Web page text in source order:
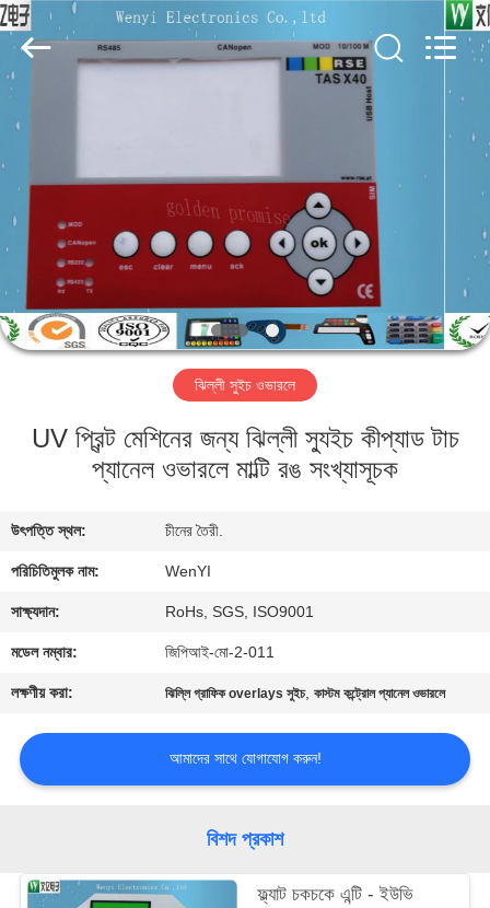
বাড়ি
পণ্য
আমাদের
সম্পর্কে
কারখানা
যোগাযোগ
করুন
উদ্ধৃতির
আবেদন
ম্যাপ
Jinyuanhang
Electronic
Technology
Co.,
All
Rights
Reserved.
ঝিল্লী সুইচ ওভারলে
UV প্রিন্ট মেশিনের জন্য ঝিল্লী স্যুইচ কীপ্যাড টাচ
প্যানেল ওভারলে মাল্টি রঙ সংখ্যাসূচক
উৎপত্তি স্থল: চীনের তৈরী.
পরিচিতিমুলক নাম: WenYI
সাক্ষ্যদান: RoHs, SGS, ISO9001
মডেল নম্বার: জিপিআই-মো-2-011
লক্ষণীয় করা: ঝিল্লি গ্রাফিক overlays সুইচ,কাস্টম কন্ট্রোল প্যানেল ওভারলে
আমাদের সাথে যোগাযোগ করুন!
বিশদ প্রকাশ
ফ্ল্যাট চকচকে এন্টি - ইউভি